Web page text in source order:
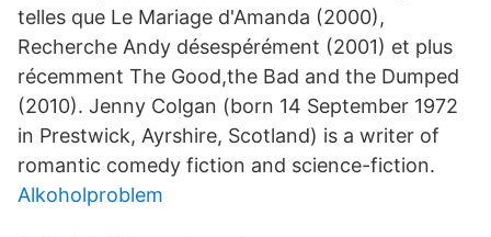
telles que Le Mariage d'Amanda (2000),
Recherche Andy désespérément (2001) et plus
récemment The Good,the Bad and the Dumped
(2010). Jenny Colgan (born 14 September 1972
in Prestwick, Ayrshire, Scotland) is a writer of
romantic comedy fiction and science-fiction.
Alkoholproblem